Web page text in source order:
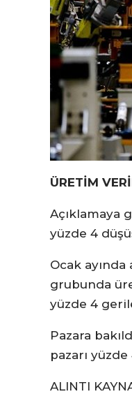
ÜRETİM
Açıklamaya
yüzde 4
Ocak
grubunda
yüzde 4
Pazara
pazarı
ALINTI